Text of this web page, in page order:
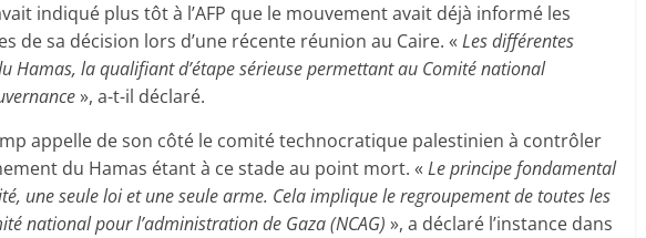
indiqué plus tôt à l’AFP que le mouvement avait déjà informé les
de sa décision lors d’une récente réunion au Caire. « Les différentes
Hamas, la qualifiant d’étape sérieuse permettant au Comité national
», a-t-il déclaré.
appelle de son côté le comité technocratique palestinien à contrôler
du Hamas étant à ce stade au point mort. « Le principe fondamental
une seule loi et une seule arme. Cela implique le regroupement de toutes les
national pour l’administration de Gaza (NCAG) », a déclaré l’instance dans